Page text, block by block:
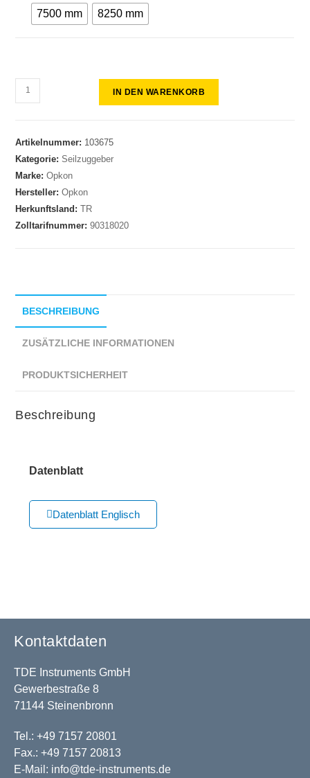
7500 mm 8250 mm
IN DEN WARENKORB
Artikelnummer: 103675
Kategorie:Seilzuggeber
Marke:Opkon
Hersteller:Opkon
Herkunftsland:TR
Zolltarifnummer:90318020
BESCHREIBUNG
ZUSÄTZLICHE INFORMATIONEN
PRODUKTSICHERHEIT
Beschreibung
Datenblatt
Datenblatt Englisch
Kontaktdaten
TDE Instruments GmbH
Gewerbestraße 8
71144 Steinenbronn
Tel.: +49 7157 20801
Fax.: +49 7157 20813
E-Mail: info@tde-instruments.de